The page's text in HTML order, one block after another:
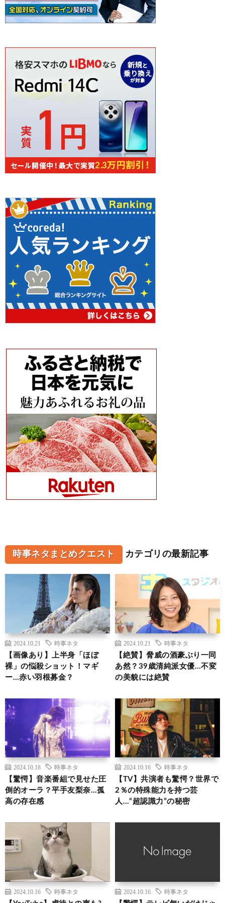
時事ネタまとめクエスト カテゴリの最新記事
2024.10.21 時事ネタ
【画像あり】上半身「ほぼ
裸」の悩殺ショット！マギ
ー…赤い羽根募金？
2024.10.21 時事ネタ
【絶賛】脅威の酒豪ぶり一同
あ然？39歳清純派女優…不変
の美貌には絶賛
2024.10.18 時事ネタ
【驚愕】音楽番組で見せた圧
倒的オーラ？平手友梨奈…孤
高の存在感
2024.10.16 時事ネタ
【TV】共演者も驚愕？世界で
2％の特殊能力を持つ芸
人…“超認識力”の秘密
2024.10.16 時事ネタ 2024.10.16 時事ネタ